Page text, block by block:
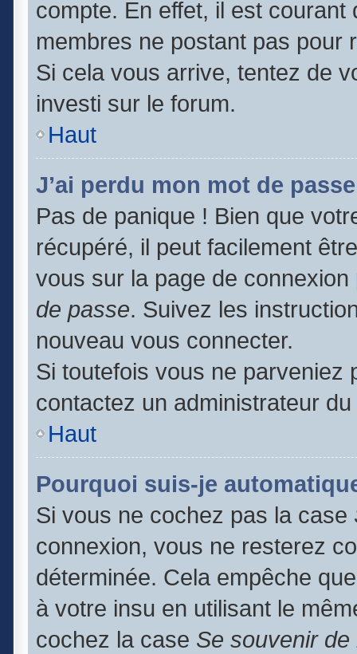
compte. En effet, il est
membres ne postant pas pour
Si cela vous arrive, tentez de
investi sur le forum.
Haut
J’ai perdu mon mot de
Pas de panique ! Bien que
récupéré, il peut facilement
vous sur la page de
de passe. Suivez les
nouveau vous connecter.
Si toutefois vous ne parveniez
contactez un administrateur
Haut
Pourquoi suis-je
Si vous ne cochez pas la case
connexion, vous ne resterez
déterminée. Cela empêche
à votre insu en utilisant le
cochez la case Se souvenir de